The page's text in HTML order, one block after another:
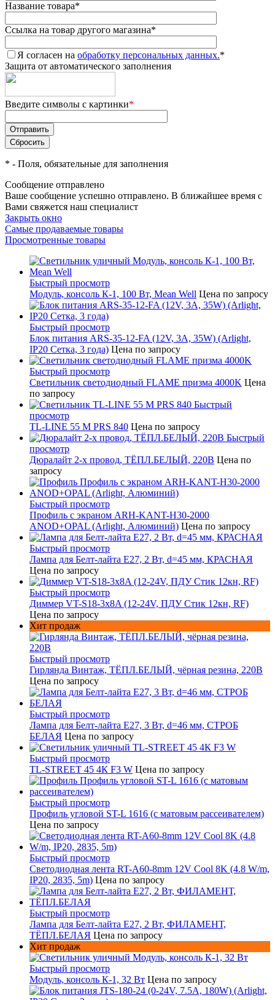
Название товара*
Ссылка на товар другого магазина*
Я согласен на обработку персональных данных.*
Защита от автоматического заполнения
Введите символы с картинки*
* - Поля, обязательные для заполнения
Сообщение отправлено
Ваше сообщение успешно отправлено. В ближайшее время с
Вами свяжется наш специалист
Закрыть окно
Самые продаваемые товары
Просмотренные товары
Быстрый просмотр
Модуль, консоль К-1, 100 Вт, Mean Well Цена по запросу
Быстрый просмотр
Блок питания ARS-35-12-FA (12V, 3A, 35W) (Arlight,
IP20 Сетка, 3 года) Цена по запросу
Быстрый просмотр
Светильник светодиодный FLAME призма 4000K Цена
по запросу
Быстрый
просмотр
TL-LINE 55 M PRS 840 Цена по запросу
Быстрый
просмотр
Дюралайт 2-х провод, ТЁПЛ.БЕЛЫЙ, 220В Цена по
запросу
Быстрый просмотр
Профиль с экраном ARH-KANT-H30-2000
ANOD+OPAL (Arlight, Алюминий) Цена по запросу
Быстрый просмотр
Лампа для Белт-лайта Е27, 2 Вт, d=45 мм, КРАСНАЯ
Цена по запросу
Быстрый просмотр
Диммер VT-S18-3x8A (12-24V, ПДУ Стик 12кн, RF)
Цена по запросу
Хит продаж
Быстрый просмотр
Гирлянда Винтаж, ТЁПЛ.БЕЛЫЙ, чёрная резина, 220В
Цена по запросу
Быстрый просмотр
Лампа для Белт-лайта Е27, 3 Вт, d=46 мм, СТРОБ
БЕЛАЯ Цена по запросу
Быстрый просмотр
TL-STREET 45 4К F3 W Цена по запросу
Быстрый просмотр
Профиль угловой ST-L 1616 (с матовым рассеивателем)
Цена по запросу
Быстрый просмотр
Светодиодная лента RT-A60-8mm 12V Cool 8K (4.8 W/m,
IP20, 2835, 5m) Цена по запросу
Быстрый просмотр
Лампа для Белт-лайта Е27, 2 Вт, ФИЛАМЕНТ,
ТЁПЛ.БЕЛАЯ Цена по запросу
Хит продаж
Быстрый просмотр
Модуль, консоль К-1, 32 Вт Цена по запросу